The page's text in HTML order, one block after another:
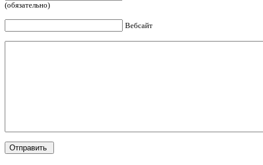
(обязательно)
Вебсайт